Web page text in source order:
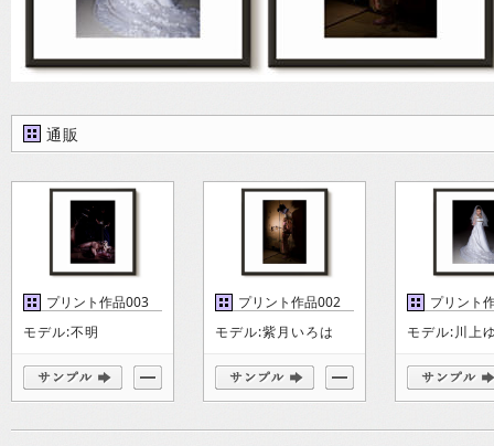
通販
プリント作品003
モデル:不明
プリント作品002
モデル:紫月いろは
プリント
モデル:川上